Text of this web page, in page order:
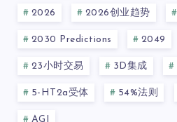
2026 2026创业趋势
2030 Predictions 2049
23小时交易 3D集成
5-HT2a受体 54%法则
AGI